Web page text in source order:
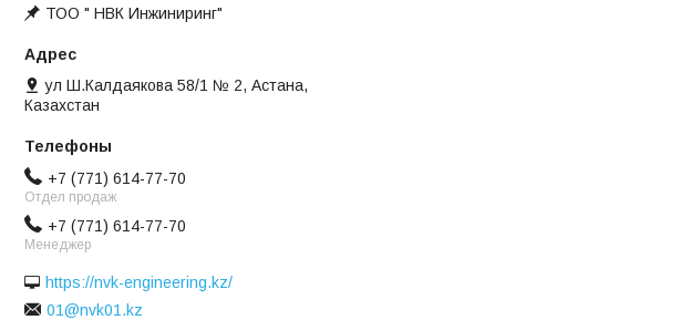
ТОО " НВК Инжиниринг"
ул Ш.Калдаякова 58/1 № 2, Астана,
Казахстан
+7 (771) 614-77-70
Отдел продаж
+7 (771) 614-77-70
Менеджер
https://nvk-engineering.kz/
01@nvk01.kz